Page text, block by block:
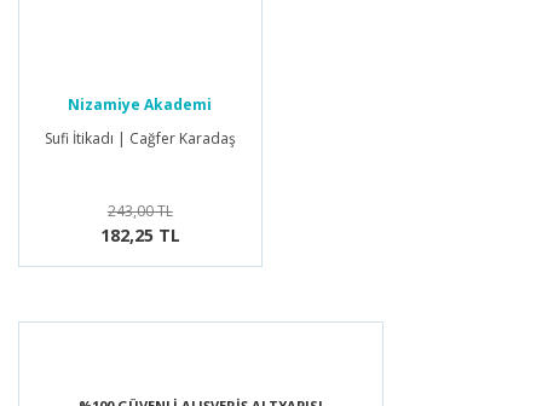
Nizamiye Akademi
Yayınları
Sufi İtikadı | Cağfer Karadaş
243,00 TL
182,25 TL